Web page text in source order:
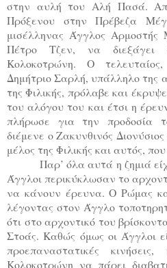
στην αυλή του Αλή Πασά.
Πρόξενου στην Πρέβεζα
μισέλληνας Άγγλος Αρμοστής
Πέτρο Τζεν, να διεξάγει
Κολοκοτρώνη. Ο
Δημήτριο Σαρλή, υπάλληλο της
της Φιλικής, πρόλαβε και
του αλόγου του και έτσι η
πλήρωσε για την προδοσία
διέμενε ο Ζακυνθινός
μέλος της Φιλικής και αυτός,
Παρ’ όλα αυτά η ζημιά
Άγγλοι περικύκλωσαν το
να κάνουν έρευνα. Ο Ρώμας
λέγοντας στον Άγγλο
ότι στο αρχοντικό του
Στοάς. Καθώς όμως οι Άγγλοι
προεπαναστατικές
Κολοκοτρώνη να πάρει